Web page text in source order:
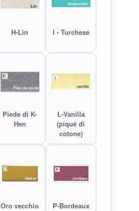
H-Lin I - Turchese
Piede di K-
Hen
L-Vanilla
(piqué di
cotone)
Oro vecchio P-Bordeaux